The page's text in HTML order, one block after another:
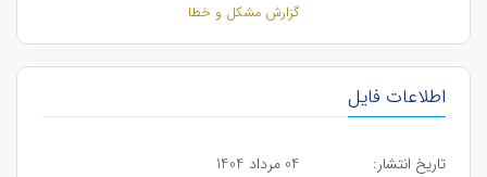
گزارش مشکل و خطا
اطلاعات فایل
تاریخ انتشار:
04 مرداد 1404